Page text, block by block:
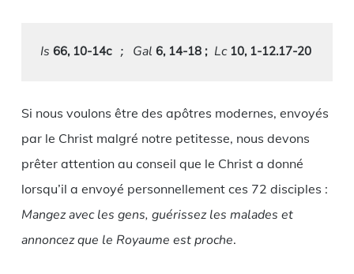
Is 66, 10-14c ; Gal 6, 14-18 ; Lc 10, 1-12.17-20
Si nous voulons être des apôtres modernes, envoyés
par le Christ malgré notre petitesse, nous devons
prêter attention au conseil que le Christ a donné
lorsqu’il a envoyé personnellement ces 72 disciples :
Mangez avec les gens, guérissez les malades et
annoncez que le Royaume est proche.